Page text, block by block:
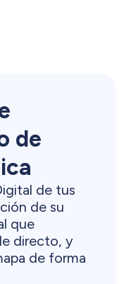
de
de tus
de su
que
directo, y
de forma